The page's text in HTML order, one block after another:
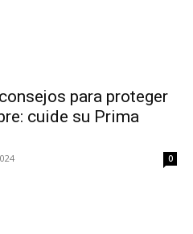
para proteger
cuide su Prima
0